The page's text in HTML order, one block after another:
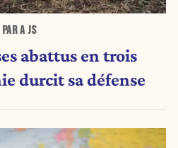
A JS
abattus en trois
durcit sa défense